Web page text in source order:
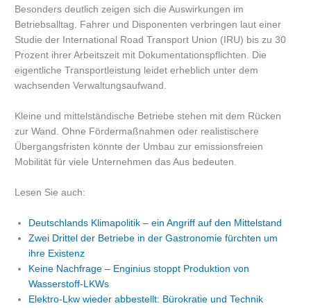
Besonders deutlich zeigen sich die Auswirkungen im
Betriebsalltag. Fahrer und Disponenten verbringen laut einer
Studie der International Road Transport Union (IRU) bis zu 30
Prozent ihrer Arbeitszeit mit Dokumentationspflichten. Die
eigentliche Transportleistung leidet erheblich unter dem
wachsenden Verwaltungsaufwand.
Kleine und mittelständische Betriebe stehen mit dem Rücken
zur Wand. Ohne Fördermaßnahmen oder realistischere
Übergangsfristen könnte der Umbau zur emissionsfreien
Mobilität für viele Unternehmen das Aus bedeuten.
Lesen Sie auch:
Deutschlands Klimapolitik – ein Angriff auf den Mittelstand
Zwei Drittel der Betriebe in der Gastronomie fürchten um
ihre Existenz
Keine Nachfrage – Enginius stoppt Produktion von
Wasserstoff-LKWs
Elektro-Lkw wieder abbestellt: Bürokratie und Technik